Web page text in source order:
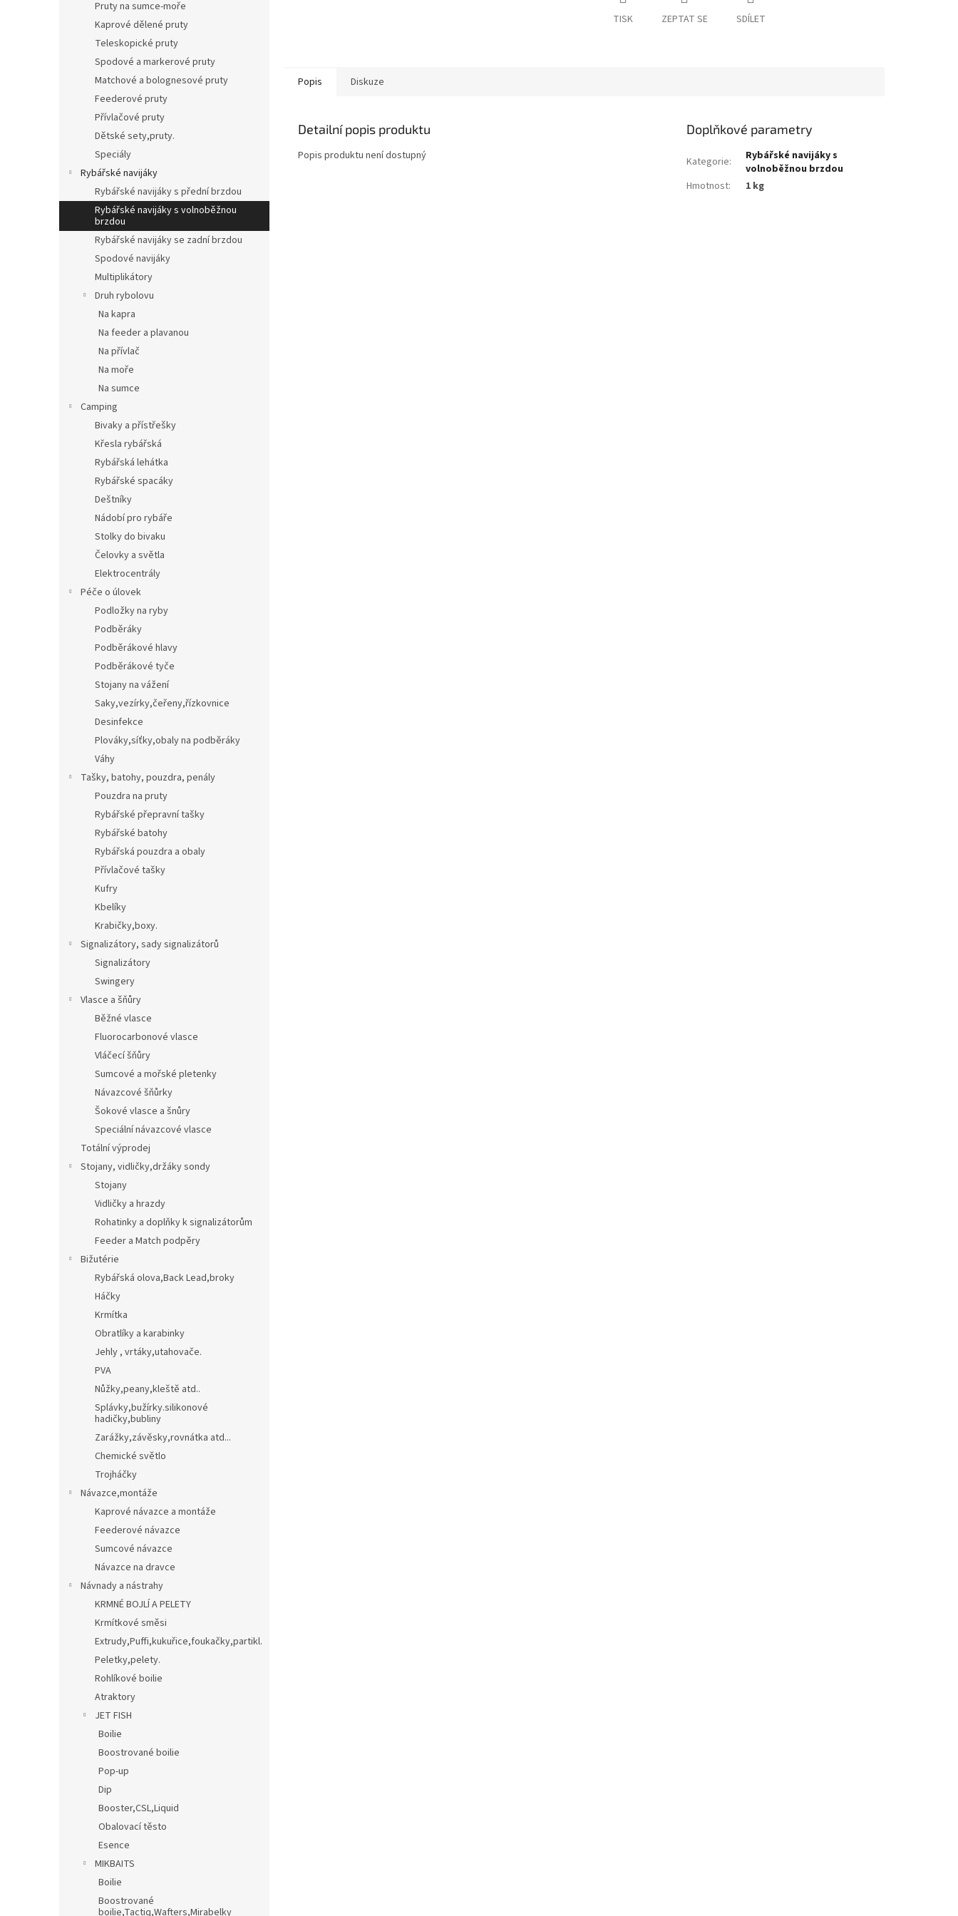
Pruty na sumce-moře
Kaprové dělené pruty
Teleskopické pruty
Spodové a markerové pruty
Matchové a bolognesové pruty
Feederové pruty
Přívlačové pruty
Dětské sety,pruty.
Speciály
Rybářské navijáky
Rybářské navijáky s přední brzdou
Rybářské navijáky s volnoběžnou
brzdou
Rybářské navijáky se zadní brzdou
Spodové navijáky
Multiplikátory
Druh rybolovu
Na kapra
Na feeder a plavanou
Na přívlač
Na moře
Na sumce
Camping
Bivaky a přístřešky
Křesla rybářská
Rybářská lehátka
Rybářské spacáky
Deštníky
Nádobí pro rybáře
Stolky do bivaku
Čelovky a světla
Elektrocentrály
Péče o úlovek
Podložky na ryby
Podběráky
Podběrákové hlavy
Podběrákové tyče
Stojany na vážení
Saky,vezírky,čeřeny,řízkovnice
Desinfekce
Plováky,síťky,obaly na podběráky
Váhy
Tašky, batohy, pouzdra, penály
Pouzdra na pruty
Rybářské přepravní tašky
Rybářské batohy
Rybářská pouzdra a obaly
Přívlačové tašky
Kufry
Kbelíky
Krabičky,boxy.
Signalizátory, sady signalizátorů
Signalizátory
Swingery
Vlasce a šňůry
Běžné vlasce
Fluorocarbonové vlasce
Vláčecí šňůry
Sumcové a mořské pletenky
Návazcové šňůrky
Šokové vlasce a šnůry
Speciální návazcové vlasce
Totální výprodej
Stojany, vidličky,držáky sondy
Stojany
Vidličky a hrazdy
Rohatinky a doplňky k signalizátorům
Feeder a Match podpěry
Bižutérie
Rybářská olova,Back Lead,broky
Háčky
Krmítka
Obratlíky a karabinky
Jehly , vrtáky,utahovače.
PVA
Nůžky,peany,kleště atd..
Splávky,bužírky.silikonové
hadičky,bubliny
Zarážky,závěsky,rovnátka atd...
Chemické světlo
Trojháčky
Návazce,montáže
Kaprové návazce a montáže
Feederové návazce
Sumcové návazce
Návazce na dravce
Návnady a nástrahy
KRMNÉ BOJLÍ A PELETY
Krmítkové směsi
Extrudy,Puffi,kukuřice,foukačky,partikl.
Peletky,pelety.
Rohlíkové boilie
Atraktory
JET FISH
Boilie
Boostrované boilie
Pop-up
Dip
Booster,CSL,Liquid
Obalovací těsto
Esence
MIKBAITS
Boilie
Boostrované
boilie,Tactiq,Wafters,Mirabelky
TISK ZEPTAT SE SDÍLET
Popis Diskuze
Detailní popis produktu
Popis produktu není dostupný
Doplňkové parametry
Kategorie:
Rybářské navijáky s
volnoběžnou brzdou
Hmotnost: 1 kg